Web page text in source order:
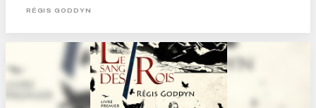
déjà à ce moment-là une certitude : ce roman va être riche...
RÉGIS GODDYN